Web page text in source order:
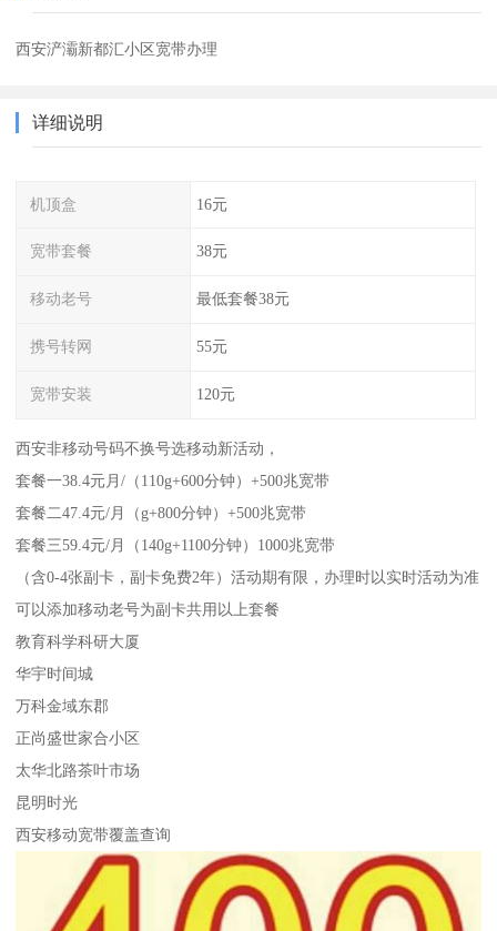
西安浐灞新都汇小区宽带办理
详细说明
机顶盒 16元
宽带套餐 38元
移动老号 最低套餐38元
携号转网 55元
宽带安装 120元
西安非移动号码不换号选移动新活动，
套餐一38.4元月/（110g+600分钟）+500兆宽带
套餐二47.4元/月（g+800分钟）+500兆宽带
套餐三59.4元/月（140g+1100分钟）1000兆宽带
（含0-4张副卡，副卡免费2年）活动期有限，办理时以实时活动为准
可以添加移动老号为副卡共用以上套餐
教育科学科研大厦
华宇时间城
万科金域东郡
正尚盛世家合小区
太华北路茶叶市场
昆明时光
西安移动宽带覆盖查询